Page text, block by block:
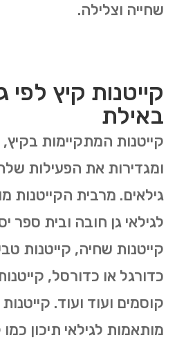
שחייה וצלילה.
קייטנות קיץ לפי
באילת
קייטנות המתקיימות
ומגדירות את הפעילות
גילאים. מרבית הקייטנות
לגילאי גן חובה ובית ספר
קייטנות שחיה, קייטנות
כדורגל או כדורסל,
קוסמים ועוד ועוד.
מותאמות לגילאי תיכון כמו